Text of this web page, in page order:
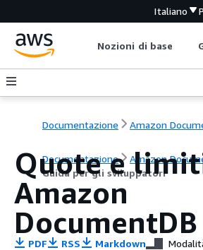
Italiano
Nozioni di base
Documentazione Amazon
Documentazione
Amazon
Guida per gli sviluppatori
Quote e
Amazon
DocumentDB
PDF RSS Markdown